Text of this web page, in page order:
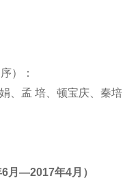
）：
、孟 培、顿宝庆、秦培
月—2017年4月）